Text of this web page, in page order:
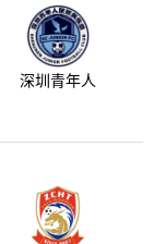
深圳青年人